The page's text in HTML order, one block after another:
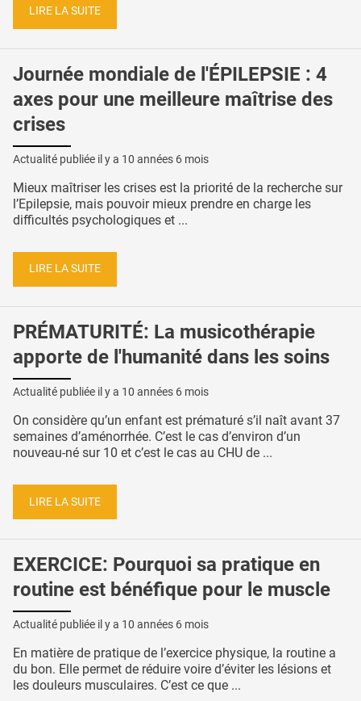
LIRE LA SUITE
Journée mondiale de l'ÉPILEPSIE : 4
axes pour une meilleure maîtrise des
crises
Actualité publiée il y a 10 années 6 mois
Mieux maîtriser les crises est la priorité de la recherche sur
l’Epilepsie, mais pouvoir mieux prendre en charge les
difficultés psychologiques et ...
LIRE LA SUITE
PRÉMATURITÉ: La musicothérapie
apporte de l'humanité dans les soins
Actualité publiée il y a 10 années 6 mois
On considère qu’un enfant est prématuré s’il naît avant 37
semaines d’aménorrhée. C’est le cas d’environ d’un
nouveau-né sur 10 et c’est le cas au CHU de ...
LIRE LA SUITE
EXERCICE: Pourquoi sa pratique en
routine est bénéfique pour le muscle
Actualité publiée il y a 10 années 6 mois
En matière de pratique de l’exercice physique, la routine a
du bon. Elle permet de réduire voire d’éviter les lésions et
les douleurs musculaires. C’est ce que ...